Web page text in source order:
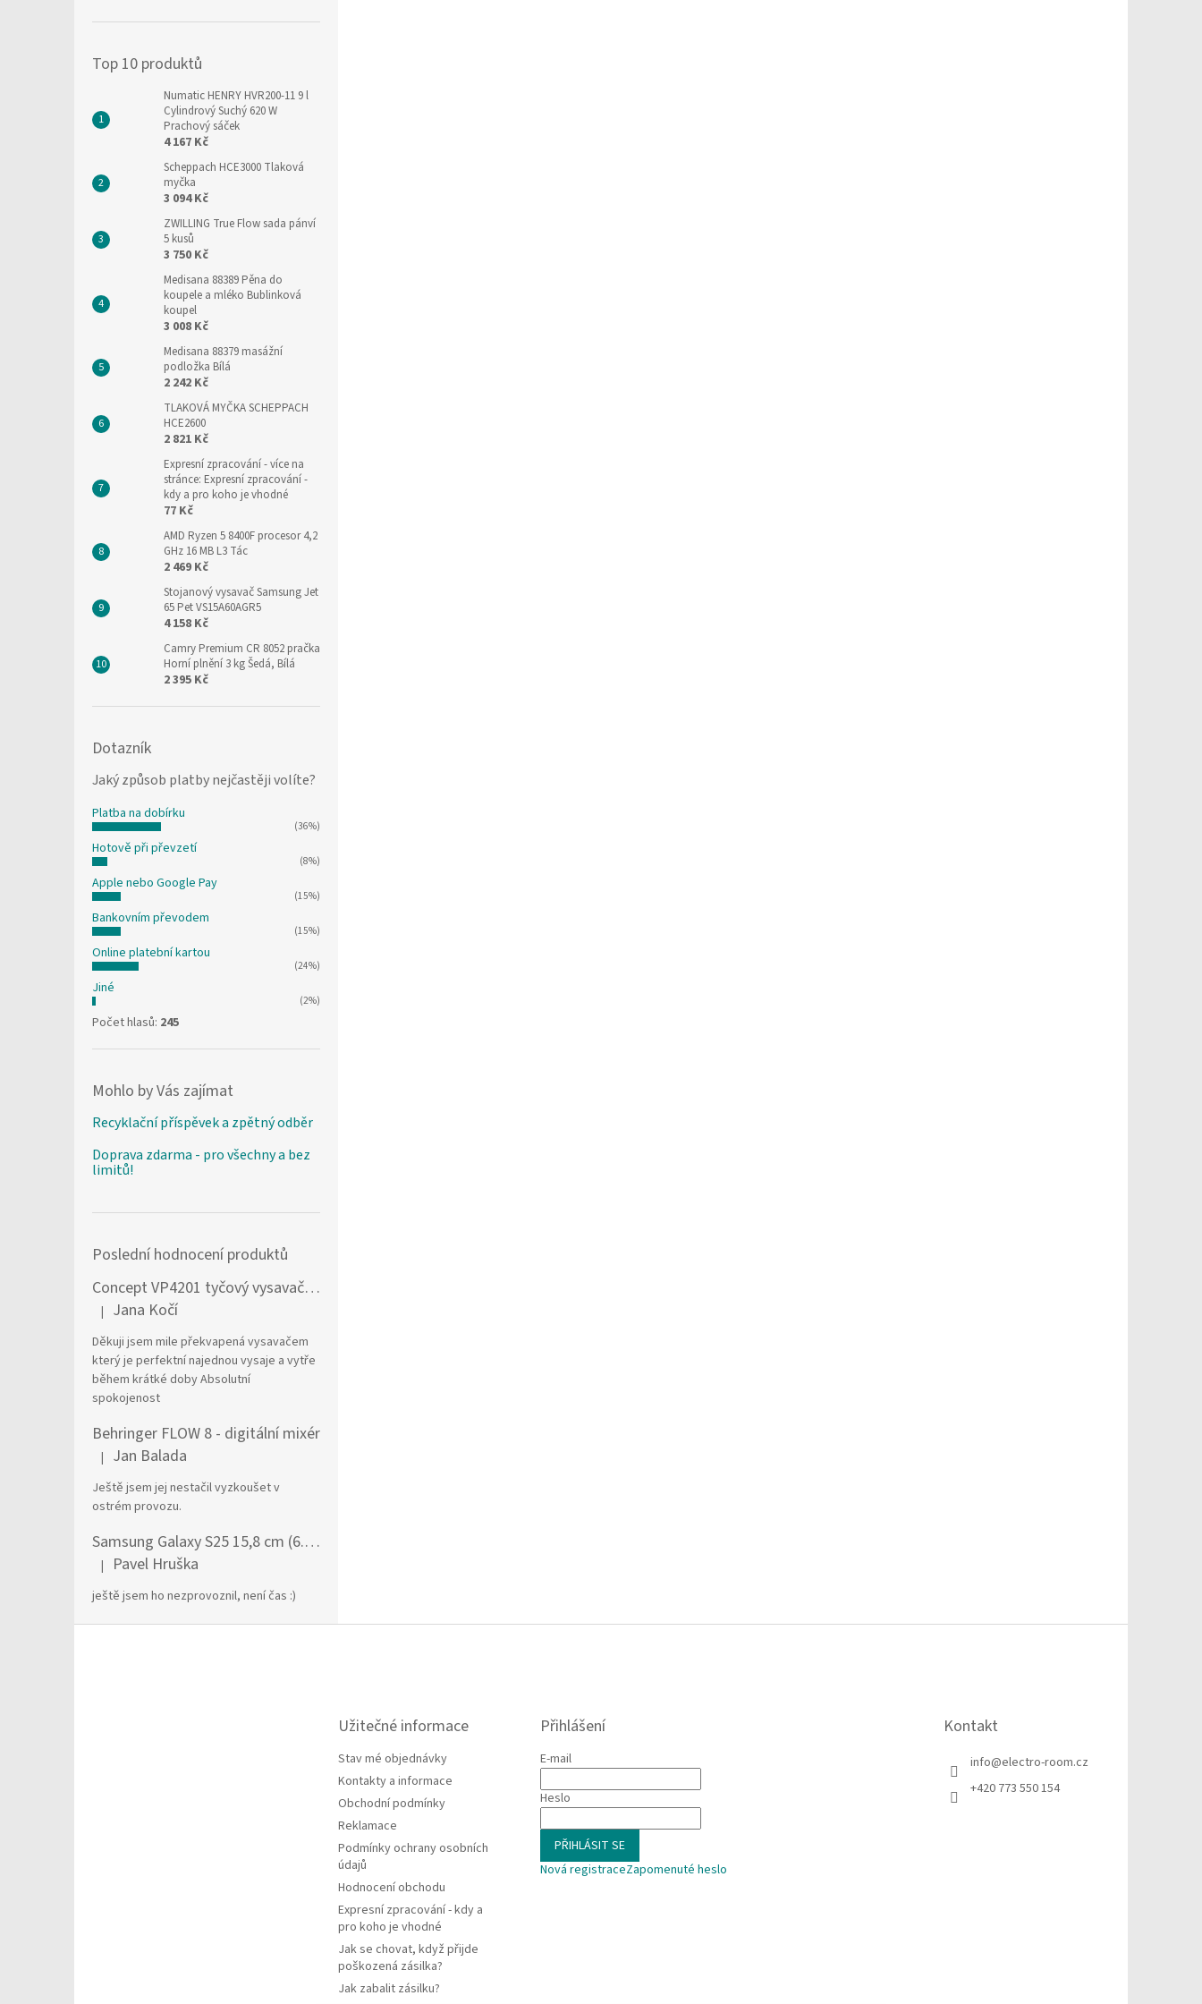
Top 10 produktů
Numatic HENRY HVR200-11 9 l
Cylindrový Suchý 620 W
Prachový sáček
4 167 Kč
Scheppach HCE3000 Tlaková
myčka
3 094 Kč
ZWILLING True Flow sada pánví
5 kusů
3 750 Kč
Medisana 88389 Pěna do
koupele a mléko Bublinková
koupel
3 008 Kč
Medisana 88379 masážní
podložka Bílá
2 242 Kč
TLAKOVÁ MYČKA SCHEPPACH
HCE2600
2 821 Kč
Expresní zpracování- více na
stránce: Expresní zpracování -
kdy a pro koho je vhodné
77 Kč
AMD Ryzen 5 8400F procesor 4,2
GHz 16 MB L3 Tác
2 469 Kč
Stojanový vysavač Samsung Jet
65 Pet VS15A60AGR5
4 158 Kč
Camry Premium CR 8052 pračka
Horní plnění 3 kg Šedá, Bílá
2 395 Kč
Dotazník
Jaký způsob platby nejčastěji volíte?
Platba na dobírku
(36%)
Hotově při převzetí
(8%)
Apple nebo Google Pay
(15%)
Bankovním převodem
(15%)
Online platební kartou
(24%)
Jiné
(2%)
Počet hlasů: 245
Mohlo by Vás zajímat
Recyklační příspěvek a zpětný odběr
Doprava zdarma - pro všechny a bez
limitů!
Poslední hodnocení produktů
Concept VP4201 tyčový vysavač / elektrický smeták Tyčový vysavač 2 v 1 AC Suché a mokré Bezsáčkové 0,6 l 90 W Černá, Stříbrná
Hodnocení produktu je 5 z 5 hvězdiček.
| Jana Kočí
Děkuji jsem mile překvapená vysavačem
který je perfektní najednou vysaje a vytře
během krátké doby Absolutní
spokojenost
Behringer FLOW 8 - digitální mixér
Hodnocení produktu je 5 z 5 hvězdiček.
| Jan Balada
Ještě jsem jej nestačil vyzkoušet v
ostrém provozu.
Samsung Galaxy S25 15,8 cm (6.2") Dual SIM Android 15 5G USB typu C 12 GB 256 GB 4000 mAh Námořnická modrá
Hodnocení produktu je 1 z 5 hvězdiček.
| Pavel Hruška
ještě jsem ho nezprovoznil, není čas :)
Užitečné informace
Stav mé objednávky
Kontakty a informace
Obchodní podmínky
Reklamace
Podmínky ochrany osobních
údajů
Hodnocení obchodu
Expresní zpracování - kdy a
pro koho je vhodné
Jak se chovat, když přijde
poškozená zásilka?
Jak zabalit zásilku?
Přihlášení
E-mail
Heslo
PŘIHLÁSIT SE
Nová registraceZapomenuté heslo
Kontakt
info@electro-room.cz
+420 773 550 154